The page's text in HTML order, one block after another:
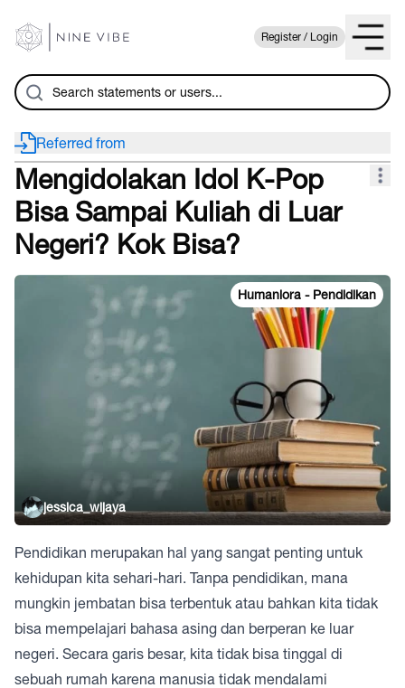
Register / Login
Mengidolakan Idol K-Pop
Bisa Sampai Kuliah di Luar
Negeri? Kok Bisa?
jessica_wijaya
Humaniora - Pendidikan
Pendidikan merupakan hal yang sangat penting untuk
kehidupan kita sehari-hari. Tanpa pendidikan, mana
mungkin jembatan bisa terbentuk atau bahkan kita tidak
bisa mempelajari bahasa asing dan berperan ke luar
negeri. Secara garis besar, kita tidak bisa tinggal di
sebuah rumah karena manusia tidak mendalami
Referred from